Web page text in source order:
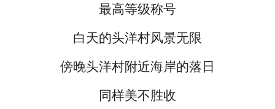
最高等级称号
白天的头洋村风景无限
傍晚头洋村附近海岸的落日
同样美不胜收